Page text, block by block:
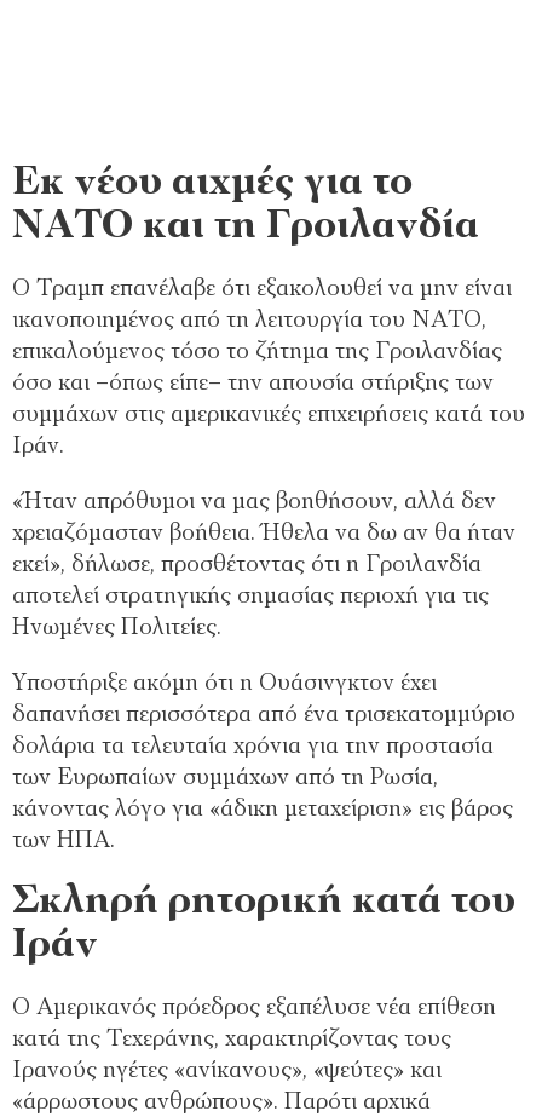
Εκ νέου αιχμές για το
ΝΑΤΟ και τη Γροιλανδία
Ο Τραμπ επανέλαβε ότι εξακολουθεί να μην είναι
ικανοποιημένος από τη λειτουργία του ΝΑΤΟ,
επικαλούμενος τόσο το ζήτημα της Γροιλανδίας
όσο και –όπως είπε– την απουσία στήριξης των
συμμάχων στις αμερικανικές επιχειρήσεις κατά του
Ιράν.
«Ήταν απρόθυμοι να μας βοηθήσουν, αλλά δεν
χρειαζόμασταν βοήθεια. Ήθελα να δω αν θα ήταν
εκεί», δήλωσε, προσθέτοντας ότι η Γροιλανδία
αποτελεί στρατηγικής σημασίας περιοχή για τις
Ηνωμένες Πολιτείες.
Υποστήριξε ακόμη ότι η Ουάσινγκτον έχει
δαπανήσει περισσότερα από ένα τρισεκατομμύριο
δολάρια τα τελευταία χρόνια για την προστασία
των Ευρωπαίων συμμάχων από τη Ρωσία,
κάνοντας λόγο για «άδικη μεταχείριση» εις βάρος
των ΗΠΑ.
Σκληρή ρητορική κατά του
Ιράν
Ο Αμερικανός πρόεδρος εξαπέλυσε νέα επίθεση
κατά της Τεχεράνης, χαρακτηρίζοντας τους
Ιρανούς ηγέτες «ανίκανους», «ψεύτες» και
«άρρωστους ανθρώπους». Παρότι αρχικά